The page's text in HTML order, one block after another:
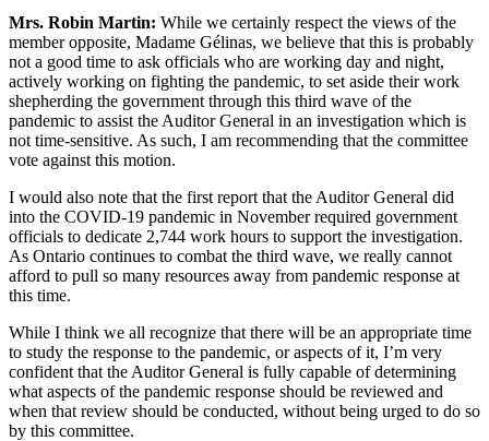
Mrs. Robin Martin: While we certainly respect the views of the
member opposite, Madame Gélinas, we believe that this is probably
not a good time to ask officials who are working day and night,
actively working on fighting the pandemic, to set aside their work
shepherding the government through this third wave of the
pandemic to assist the Auditor General in an investigation which is
not time-sensitive. As such, I am recommending that the committee
vote against this motion.
I would also note that the first report that the Auditor General did
into the COVID-19 pandemic in November required government
officials to dedicate 2,744 work hours to support the investigation.
As Ontario continues to combat the third wave, we really cannot
afford to pull so many resources away from pandemic response at
this time.
While I think we all recognize that there will be an appropriate time
to study the response to the pandemic, or aspects of it, I’m very
confident that the Auditor General is fully capable of determining
what aspects of the pandemic response should be reviewed and
when that review should be conducted, without being urged to do so
by this committee.